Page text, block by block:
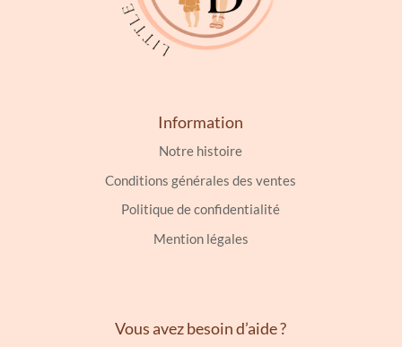
Information
Notre histoire
Conditions générales des ventes
Politique de confidentialité
Mention légales
Vous avez besoin d’aide ?